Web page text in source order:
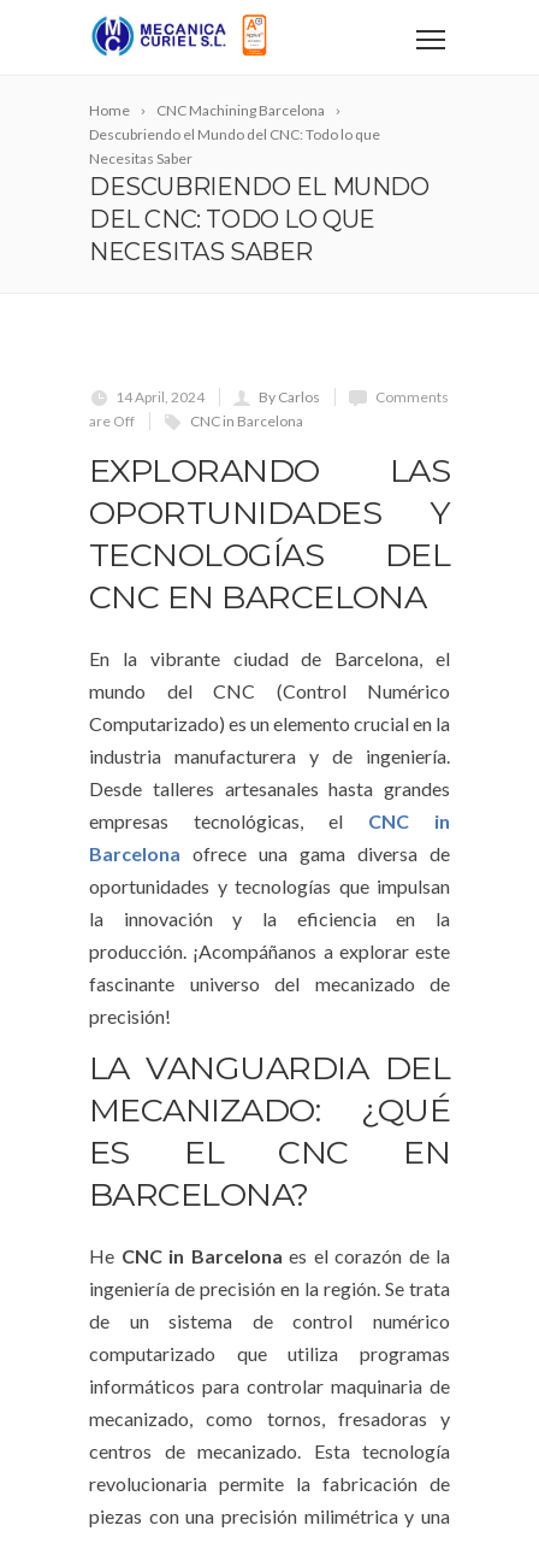
Home
CNC Machining Barcelona
Descubriendo el Mundo del CNC: Todo lo que
Necesitas Saber
DESCUBRIENDO EL MUNDO
DEL CNC: TODO LO QUE
NECESITAS SABER
14 April, 2024 By Carlos
Comments
are Off
CNC in Barcelona
EXPLORANDO LAS
OPORTUNIDADES Y
TECNOLOGÍAS DEL
CNC EN BARCELONA
En la vibrante ciudad de Barcelona, el
mundo del CNC (Control Numérico
Computarizado) es un elemento crucial en la
industria manufacturera y de ingeniería.
Desde talleres artesanales hasta grandes
empresas tecnológicas, el CNC in
Barcelona ofrece una gama diversa de
oportunidades y tecnologías que impulsan
la innovación y la eficiencia en la
producción. ¡Acompáñanos a explorar este
fascinante universo del mecanizado de
precisión!
LA VANGUARDIA DEL
MECANIZADO: ¿QUÉ
ES EL CNC EN
BARCELONA?
He CNC in Barcelona es el corazón de la
ingeniería de precisión en la región. Se trata
de un sistema de control numérico
computarizado que utiliza programas
informáticos para controlar maquinaria de
mecanizado, como tornos, fresadoras y
centros de mecanizado. Esta tecnología
revolucionaria permite la fabricación de
piezas con una precisión milimétrica y una